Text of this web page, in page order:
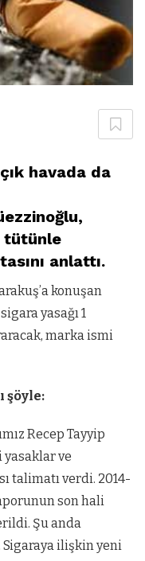
havada da
tütünle
anlattı.
konuşan
yasağı 1
marka ismi
şöyle:
Recep Tayyip
ve
talimatı verdi. 2014-
son hali
Şu anda
Sigaraya ilişkin yeni